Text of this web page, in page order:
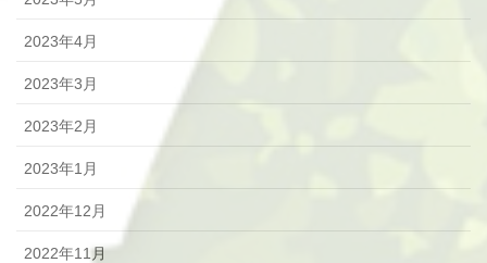
2023年4月
2023年3月
2023年2月
2023年1月
2022年12月
2022年11月